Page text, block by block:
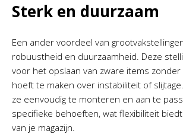
Sterk en duurzaam
Een ander voordeel van
robuustheid en duurzaamheid. Deze
voor het opslaan van zware items zonder
hoeft te maken over instabiliteit of
ze eenvoudig te monteren en aan te
specifieke behoeften, wat flexibiliteit
van je magazijn.